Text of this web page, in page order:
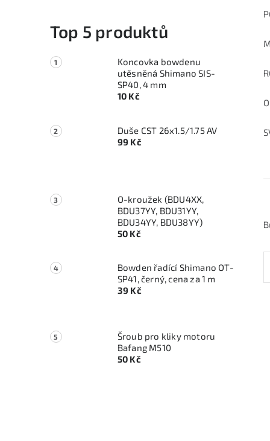
Top 5 produktů
Koncovka bowdenu
utěsněná Shimano SIS-
SP40, 4 mm
10 Kč
Duše CST 26x1.5/1.75 AV
99 Kč
O-kroužek (BDU4XX,
BDU37YY, BDU31YY,
BDU34YY, BDU38YY)
50 Kč
Bowden řadící Shimano OT-
SP41, černý, cena za 1 m
39 Kč
Šroub pro kliky motoru
Bafang M510
50 Kč